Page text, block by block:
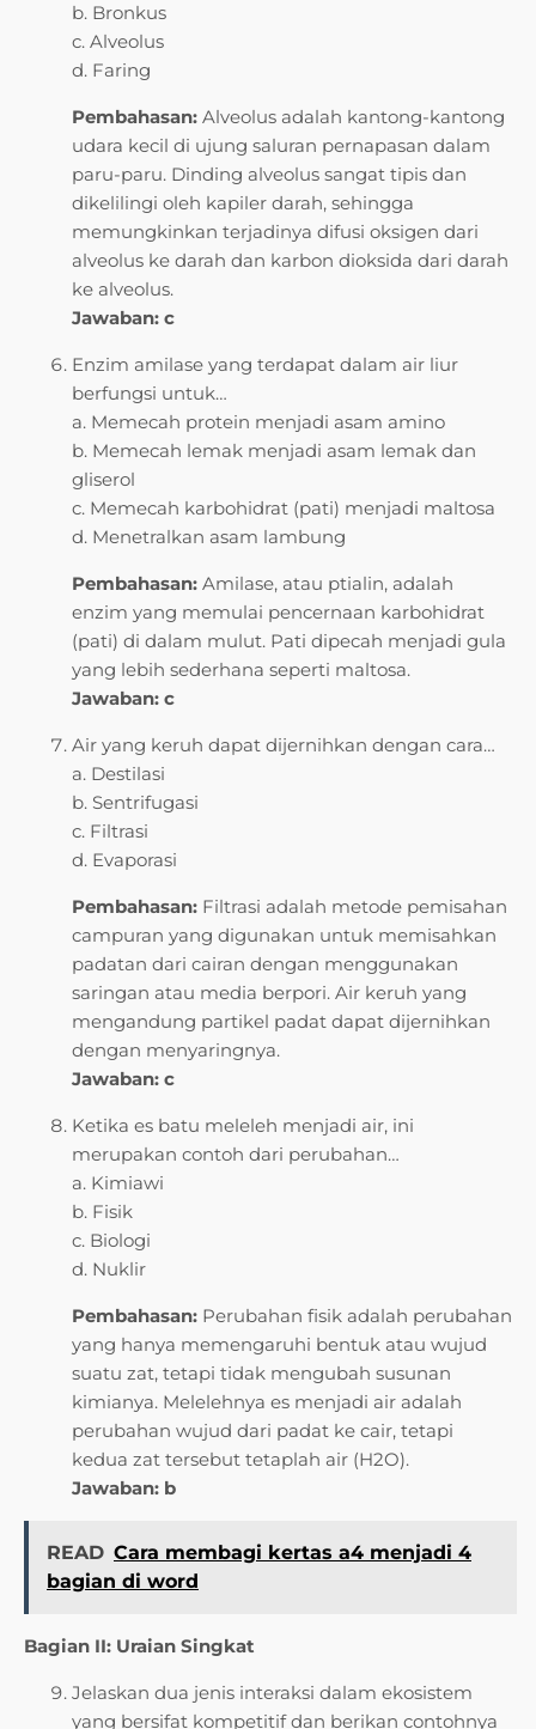
b. Bronkus
c. Alveolus
d. Faring
Pembahasan: Alveolus adalah kantong-kantong
udara kecil di ujung saluran pernapasan dalam
paru-paru. Dinding alveolus sangat tipis dan
dikelilingi oleh kapiler darah, sehingga
memungkinkan terjadinya difusi oksigen dari
alveolus ke darah dan karbon dioksida dari darah
ke alveolus.
Jawaban: c
Enzim amilase yang terdapat dalam air liur
berfungsi untuk…
a. Memecah protein menjadi asam amino
b. Memecah lemak menjadi asam lemak dan
gliserol
c. Memecah karbohidrat (pati) menjadi maltosa
d. Menetralkan asam lambung
Pembahasan: Amilase, atau ptialin, adalah
enzim yang memulai pencernaan karbohidrat
(pati) di dalam mulut. Pati dipecah menjadi gula
yang lebih sederhana seperti maltosa.
Jawaban: c
Air yang keruh dapat dijernihkan dengan cara…
a. Destilasi
b. Sentrifugasi
c. Filtrasi
d. Evaporasi
Pembahasan: Filtrasi adalah metode pemisahan
campuran yang digunakan untuk memisahkan
padatan dari cairan dengan menggunakan
saringan atau media berpori. Air keruh yang
mengandung partikel padat dapat dijernihkan
dengan menyaringnya.
Jawaban: c
Ketika es batu meleleh menjadi air, ini
merupakan contoh dari perubahan…
a. Kimiawi
b. Fisik
c. Biologi
d. Nuklir
Pembahasan: Perubahan fisik adalah perubahan
yang hanya memengaruhi bentuk atau wujud
suatu zat, tetapi tidak mengubah susunan
kimianya. Melelehnya es menjadi air adalah
perubahan wujud dari padat ke cair, tetapi
kedua zat tersebut tetaplah air (H2O).
Jawaban: b
READ Cara membagi kertas a4 menjadi 4
bagian di word
Bagian II: Uraian Singkat
Jelaskan dua jenis interaksi dalam ekosistem
yang bersifat kompetitif dan berikan contohnya